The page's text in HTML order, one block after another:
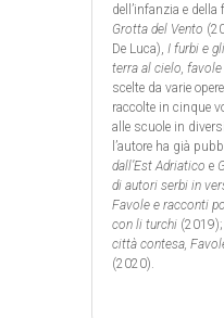
dell’infanzia e
Grotta del Vento
De Luca), I furbi e
terra al cielo, favole
scelte da varie
raccolte in cinque
alle scuole in
l’autore ha già
dall’Est Adriatico e
di autori serbi in
Favole e racconti
con li turchi (2019);
città contesa,
(2020).